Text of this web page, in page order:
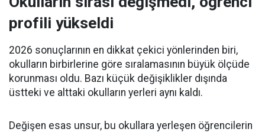
profili yükseldi
2026 sonuçlarının en dikkat çekici yönlerinden biri,
okulların birbirlerine göre sıralamasının büyük ölçüde
korunması oldu. Bazı küçük değişiklikler dışında
üstteki ve alttaki okulların yerleri aynı kaldı.
Değişen esas unsur, bu okullara yerleşen öğrencilerin